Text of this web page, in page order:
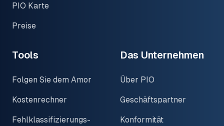
PIO Karte
Preise
Tools
Folgen Sie dem Amor
Kostenrechner
Fehlklassifizierungs-
Das Unternehmen
Über PIO
Geschäftspartner
Konformität